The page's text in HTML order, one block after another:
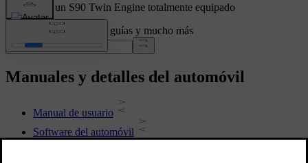
Mostrando un S90 Twin Engine totalmente equipado
Busca en el manual, las guías y mucho más
Manuales y detalles del automóvil
Manual de usuario
Software del automóvil